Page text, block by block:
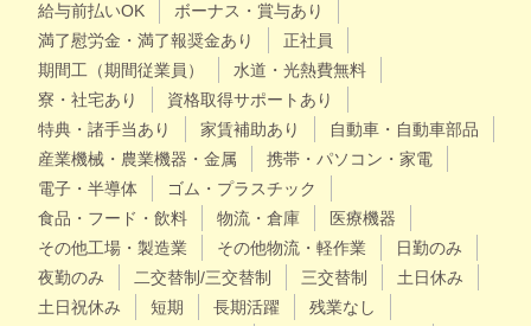
給与前払いOK
ボーナス・賞与あり
満了慰労金・満了報奨金あり
正社員
期間工（期間従業員）
水道・光熱費無料
寮・社宅あり
資格取得サポートあり
特典・諸手当あり
家賃補助あり
自動車・自動車部品
産業機械・農業機器・金属
携帯・パソコン・家電
電子・半導体
ゴム・プラスチック
食品・フード・飲料
物流・倉庫
医療機器
その他工場・製造業
その他物流・軽作業
日勤のみ
夜勤のみ
二交替制/三交替制 三交替制
土日休み
土日祝休み
短期 長期活躍
残業なし